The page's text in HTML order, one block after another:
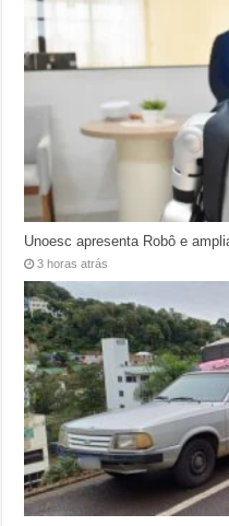
Unoesc apresenta Robô e
3 horas atrás